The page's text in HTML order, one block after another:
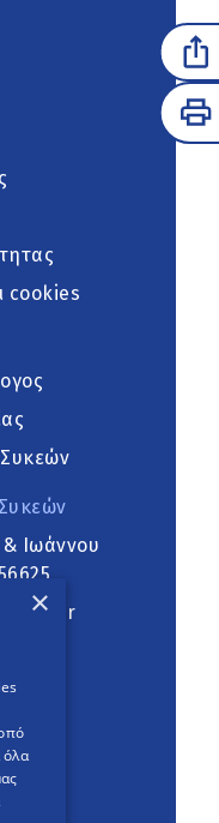
cookies
Ιωάννου
×
όλα